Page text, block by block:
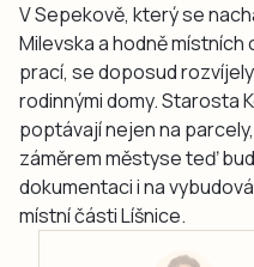
V Sepekově, který se
Milevska a hodně
prací, se doposud
rodinnými domy. Starosta
poptávají nejen na
záměrem městyse teď
dokumentaci i na
místní části Líšnice.